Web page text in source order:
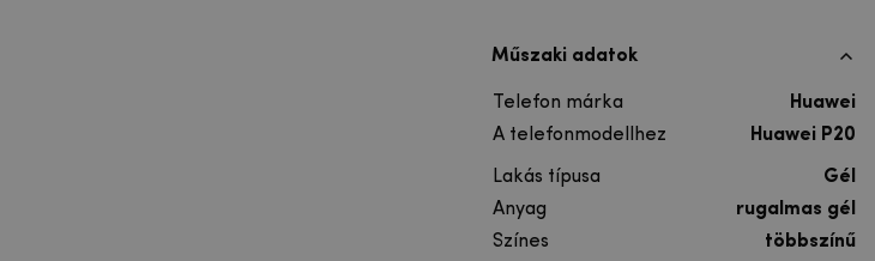
Műszaki adatok
Telefon márka
Huawei
A telefonmodellhez
Huawei P20
Lakás típusa
Gél
Anyag
rugalmas gél
Színes
többszínű